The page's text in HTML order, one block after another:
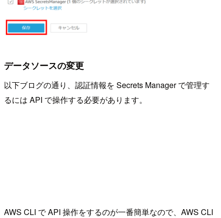
データソースの変更
以下ブログの通り、認証情報を Secrets Manager で管理す
るには API で操作する必要があります。
AWS CLI で API 操作をするのが一番簡単なので、AWS CLI